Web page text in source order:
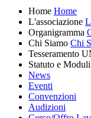
Home Home
L'associazione
Organigramma
Chi Siamo Chi
Tesseramento
Statuto e Moduli
News
Eventi
Convenzioni
Audizioni